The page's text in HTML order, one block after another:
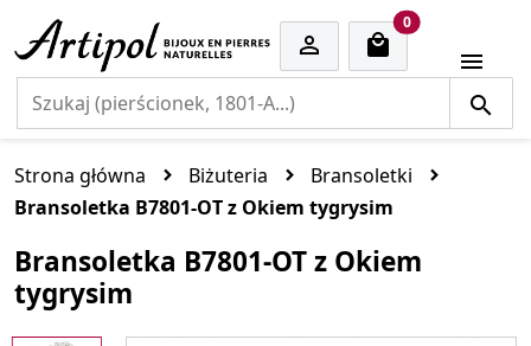

0cart items

Strona główna Biżuteria
Bransoletki
Bransoletka B7801-OT z Okiem tygrysim
Bransoletka B7801-OT z Okiem
tygrysim